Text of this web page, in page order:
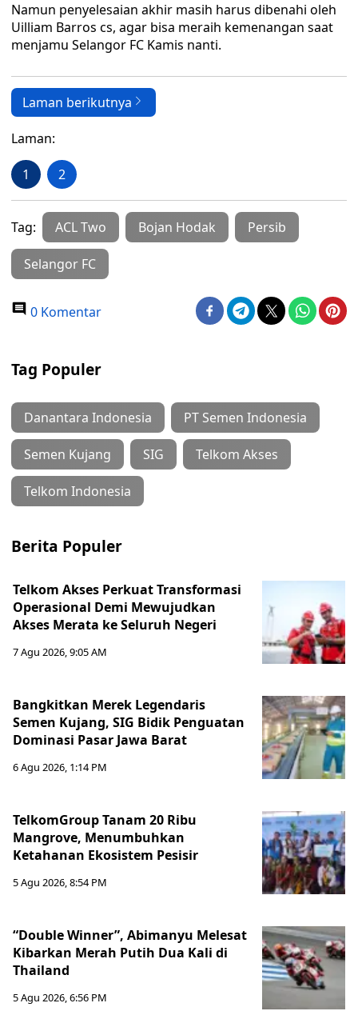
Namun penyelesaian akhir masih harus dibenahi oleh
Uilliam Barros cs, agar bisa meraih kemenangan saat
menjamu Selangor FC Kamis nanti.
Laman berikutnya
Laman:
1 2
Tag: ACL Two Bojan Hodak Persib
Selangor FC
0 Komentar
Tag Populer
Danantara Indonesia PT Semen Indonesia
Semen Kujang SIG Telkom Akses
Telkom Indonesia
Berita Populer
Telkom Akses Perkuat Transformasi
Operasional Demi Mewujudkan
Akses Merata ke Seluruh Negeri
7 Agu 2026, 9:05 AM
Bangkitkan Merek Legendaris
Semen Kujang, SIG Bidik Penguatan
Dominasi Pasar Jawa Barat
6 Agu 2026, 1:14 PM
TelkomGroup Tanam 20 Ribu
Mangrove, Menumbuhkan
Ketahanan Ekosistem Pesisir
5 Agu 2026, 8:54 PM
“Double Winner”, Abimanyu Melesat
Kibarkan Merah Putih Dua Kali di
Thailand
5 Agu 2026, 6:56 PM